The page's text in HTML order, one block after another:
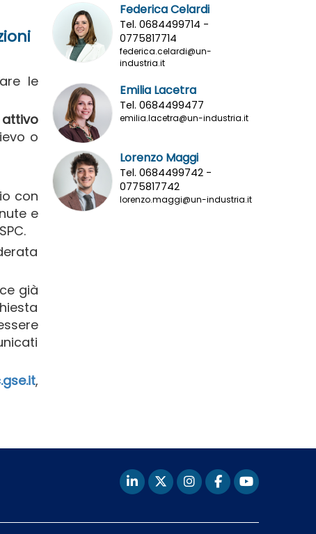
le
o
con
e
già
,
Federica Celardi
Tel. 0684499714 -
0775817714
federica.celardi@un-
industria.it
Emilia Lacetra
Tel. 0684499477
emilia.lacetra@un-industria.it
Lorenzo Maggi
Tel. 0684499742 -
0775817742
lorenzo.maggi@un-industria.it